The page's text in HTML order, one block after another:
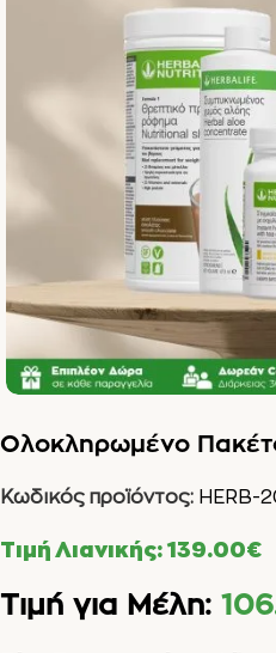
Ολοκληρωμένο
Κωδικός προϊόντος: HERB-
Τιμή Λιανικής: 139.00€
Τιμή για Μέλη: